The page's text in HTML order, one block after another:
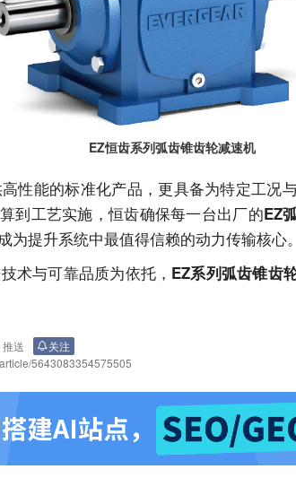
EZ恒齿系列弧齿锥齿轮减速机
性能的标准化产品，更具备为特定工况
到工艺实施，恒齿确保每一台出厂的EZ
为提升系统中最值得信赖的动力传输核心。
术与可靠品质为依托， EZ系列弧齿锥齿
推送
关注
5643083354575505